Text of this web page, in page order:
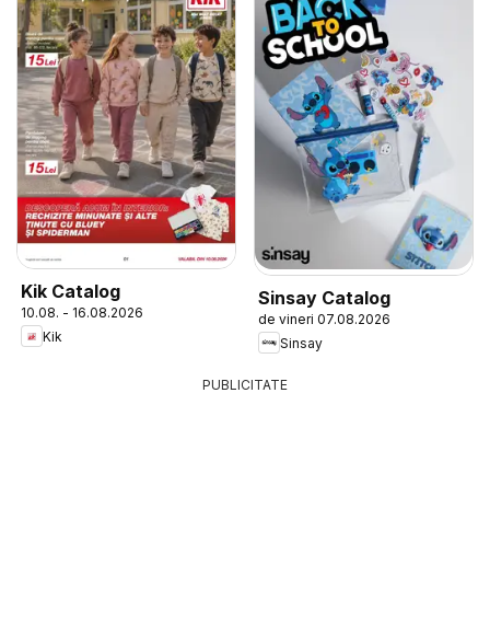
Kik Catalog
10.08. - 16.08.2026
Kik
Sinsay Catalog
de vineri 07.08.2026
Sinsay
PUBLICITATE